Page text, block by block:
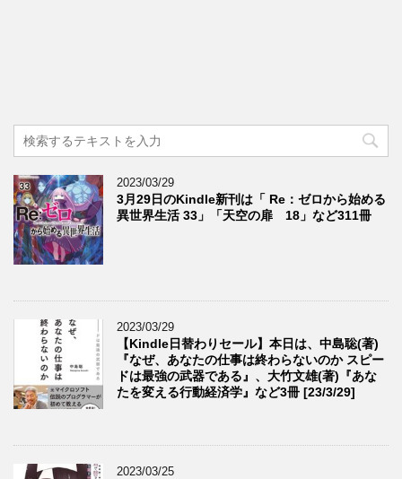
2023/03/29
3月29日のKindle新刊は「 Re：ゼロから始める
異世界生活 33」「天空の扉 18」など311冊
2023/03/29
【Kindle日替わりセール】本日は、中島聡(著)
『なぜ、あなたの仕事は終わらないのか スピー
ドは最強の武器である』、大竹文雄(著)『あな
たを変える行動経済学』など3冊 [23/3/29]
2023/03/25